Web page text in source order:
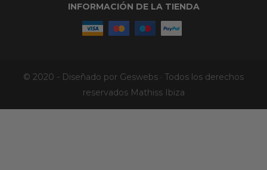
INFORMACIÓN DE LA TIENDA
© 2020 - Diseñado por Geswebs · Todos los derechos
reservados Mathiss Ibiza